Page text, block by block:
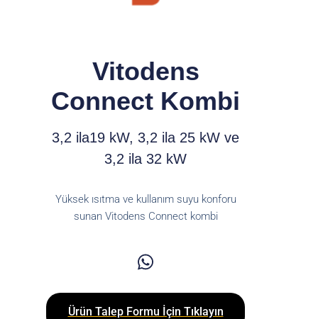
Vitodens
Connect Kombi
3,2 ila19 kW, 3,2 ila 25 kW ve
3,2 ila 32 kW
Yüksek ısıtma ve kullanım suyu konforu
sunan Vitodens Connect kombi
Ürün Talep Formu İçin Tıklayın